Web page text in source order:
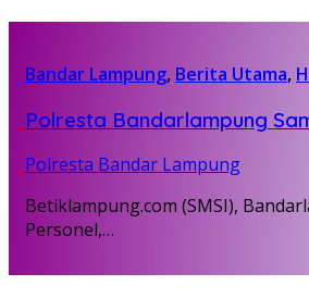
Bandar Lampung, Berita Utama,
Polresta Bandarlampung
Polresta Bandar Lampung
Betiklampung.com (SMSI),
Personel,…